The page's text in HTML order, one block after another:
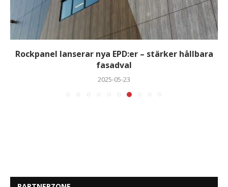
Rockpanel lanserar nya EPD:er – stärker hållbara
fasadval
2025-05-23